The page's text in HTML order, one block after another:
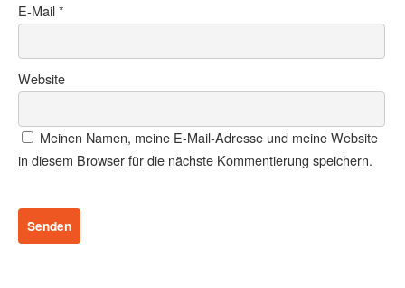
E-Mail*
Website
Meinen Namen, meine E-Mail-Adresse und meine Website
in diesem Browser für die nächste Kommentierung speichern.